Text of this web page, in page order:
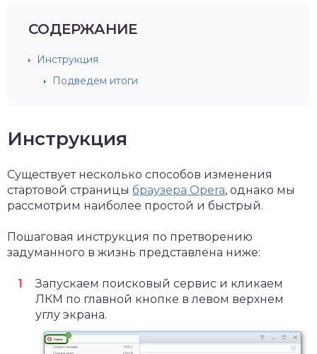
СОДЕРЖАНИЕ
Инструкция
Подведем итоги
Инструкция
Существует несколько способов изменения
стартовой страницы браузера Opera, однако мы
рассмотрим наиболее простой и быстрый.
Пошаговая инструкция по претворению
задуманного в жизнь представлена ниже:
Запускаем поисковый сервис и кликаем
ЛКМ по главной кнопке в левом верхнем
углу экрана.